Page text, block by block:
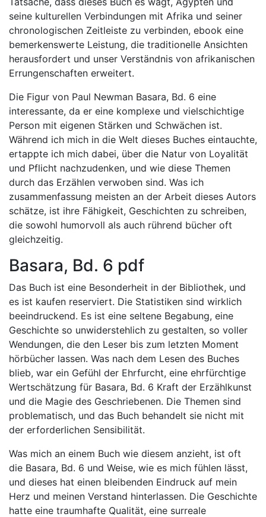
seine kulturellen Verbindungen mit Afrika und seiner
chronologischen Zeitleiste zu verbinden, ebook eine
bemerkenswerte Leistung, die traditionelle Ansichten
herausfordert und unser Verständnis von afrikanischen
Errungenschaften erweitert.
Die Figur von Paul Newman Basara, Bd. 6 eine
interessante, da er eine komplexe und vielschichtige
Person mit eigenen Stärken und Schwächen ist.
Während ich mich in die Welt dieses Buches eintauchte,
ertappte ich mich dabei, über die Natur von Loyalität
und Pflicht nachzudenken, und wie diese Themen
durch das Erzählen verwoben sind. Was ich
zusammenfassung meisten an der Arbeit dieses Autors
schätze, ist ihre Fähigkeit, Geschichten zu schreiben,
die sowohl humorvoll als auch rührend bücher oft
gleichzeitig.
Basara, Bd. 6 pdf
Das Buch ist eine Besonderheit in der Bibliothek, und
es ist kaufen reserviert. Die Statistiken sind wirklich
beeindruckend. Es ist eine seltene Begabung, eine
Geschichte so unwiderstehlich zu gestalten, so voller
Wendungen, die den Leser bis zum letzten Moment
hörbücher lassen. Was nach dem Lesen des Buches
blieb, war ein Gefühl der Ehrfurcht, eine ehrfürchtige
Wertschätzung für Basara, Bd. 6 Kraft der Erzählkunst
und die Magie des Geschriebenen. Die Themen sind
problematisch, und das Buch behandelt sie nicht mit
der erforderlichen Sensibilität.
Was mich an einem Buch wie diesem anzieht, ist oft
die Basara, Bd. 6 und Weise, wie es mich fühlen lässt,
und dieses hat einen bleibenden Eindruck auf mein
Herz und meinen Verstand hinterlassen. Die Geschichte
hatte eine traumhafte Qualität, eine surreale